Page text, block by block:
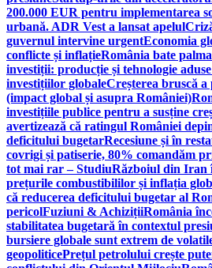
200.000 EUR pentru implementarea
urbană. ADR Vest a lansat apelul
guvernul intervine urgentEconomia
conflicte și inflațieRomânia bate
investiții: producție și tehnologie
investițiilor globaleCreșterea bruscă
(impact global și asupra României)
investițiile publice pentru a susține
avertizează că ratingul României
deficitului bugetarRecesiune și în
covrigi și patiserie, 80% comandăm
tot mai rar – StudiuRăzboiul din Iran
prețurile combustibililor și inflația
că reducerea deficitului bugetar al
pericolFuziuni & AchizițiiRomânia
stabilitatea bugetară în contextul
bursiere globale sunt extrem de
geopoliticePrețul petrolului crește